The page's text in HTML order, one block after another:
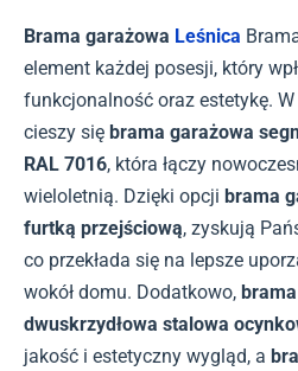
Brama garażowa Leśnica
element każdej posesji, który
funkcjonalność oraz estetykę.
cieszy się brama garażowa
RAL 7016, która łączy
wieloletnią. Dzięki opcji brama
furtką przejściową, zyskują
co przekłada się na lepsze
wokół domu. Dodatkowo,
dwuskrzydłowa stalowa
jakość i estetyczny wygląd, a